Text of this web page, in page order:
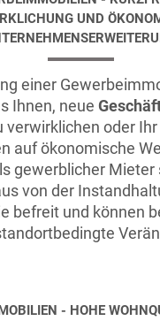
UND
einer
Ihnen, neue
verwirklichen oder Ihr
auf ökonomische
gewerblicher Mieter
von der
befreit und können
- HOHE